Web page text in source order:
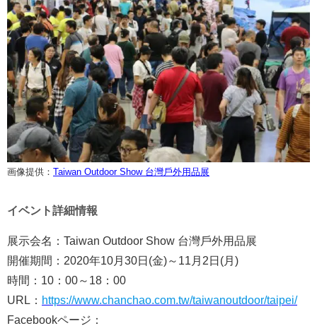
画像提供： Taiwan Outdoor Show 台灣戶外用品展
イベント詳細情報
展示会名：Taiwan Outdoor Show 台灣戶外用品展
開催期間：2020年10月30日(金)～11月2日(月)
時間：10：00～18：00
URL： https://www.chanchao.com.tw/taiwanoutdoor/taipei/
Facebookページ：